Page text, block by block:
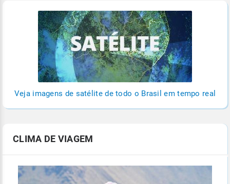
Veja imagens de satélite de todo o Brasil em tempo real
CLIMA DE VIAGEM